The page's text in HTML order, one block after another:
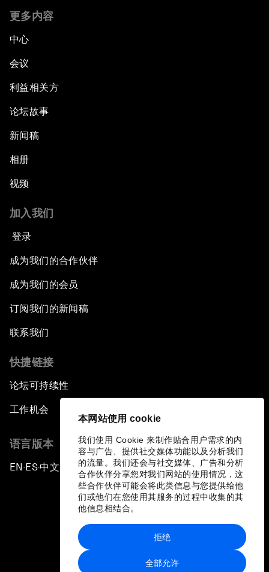
本网站使用 cookie
我们使用 Cookie 来制作贴合用户需求的内
容与广告、提供社交媒体功能以及分析我们
的流量。我们还会与社交媒体、广告和分析
合作伙伴分享您对我们网站的使用情况，这
些合作伙伴可能会将此类信息与您提供给他
们或他们在您使用其服务的过程中收集的其
他信息相结合。
全部允许
拒绝
更多内容
中心
会议
利益相关方
论坛故事
新闻稿
相册
视频
加入我们
登录
成为我们的合作伙伴
成为我们的会员
订阅我们的新闻稿
联系我们
快捷链接
论坛可持续性
工作机会
语言版本
EN ▪ES▪中文▪ 日本語